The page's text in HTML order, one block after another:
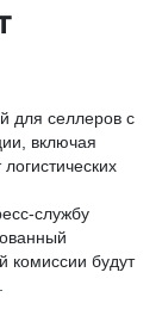
для селлеров с
включая
службу
комиссии будут